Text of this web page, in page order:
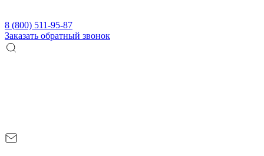
8 (800) 511-95-87
Заказать обратный звонок